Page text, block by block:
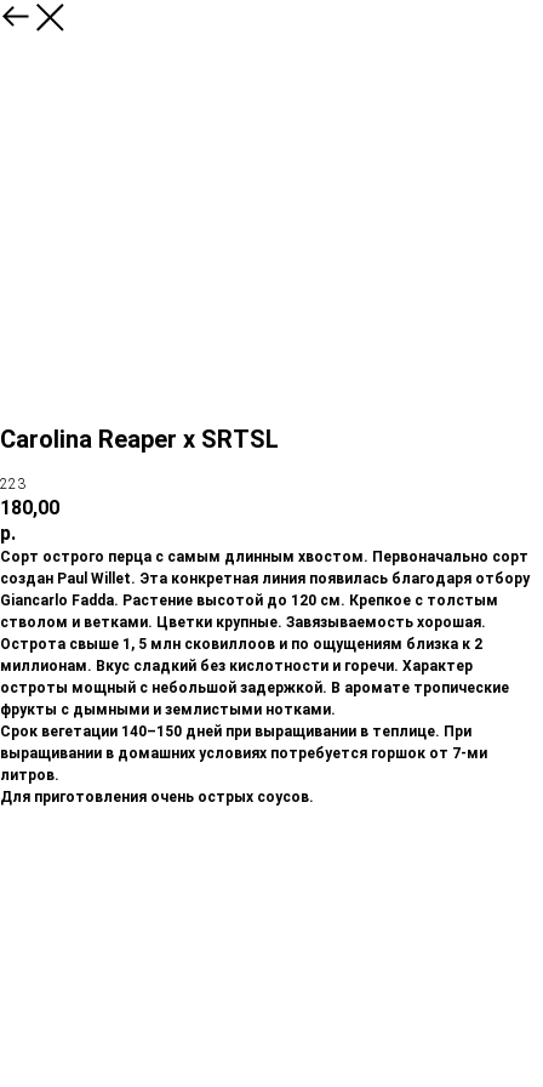
Carolina Reaper x SRTSL
223
180,00
р.
Сорт острого перца с самым длинным хвостом. Первоначально сорт
создан Paul Willet. Эта конкретная линия появилась благодаря отбору
Giancarlo Fadda. Растение высотой до 120 см. Крепкое с толстым
стволом и ветками. Цветки крупные. Завязываемость хорошая.
Острота свыше 1, 5 млн сковиллоов и по ощущениям близка к 2
миллионам. Вкус сладкий без кислотности и горечи. Характер
остроты мощный с небольшой задержкой. В аромате тропические
фрукты с дымными и землистыми нотками.
Срок вегетации 140–150 дней при выращивании в теплице. При
выращивании в домашних условиях потребуется горшок от 7-ми
литров.
Для приготовления очень острых соусов.